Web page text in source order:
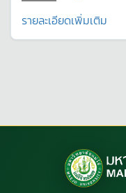
รายละเอียดเพิ่มเติม